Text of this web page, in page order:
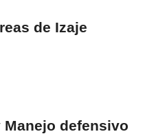
de Izaje
defensivo